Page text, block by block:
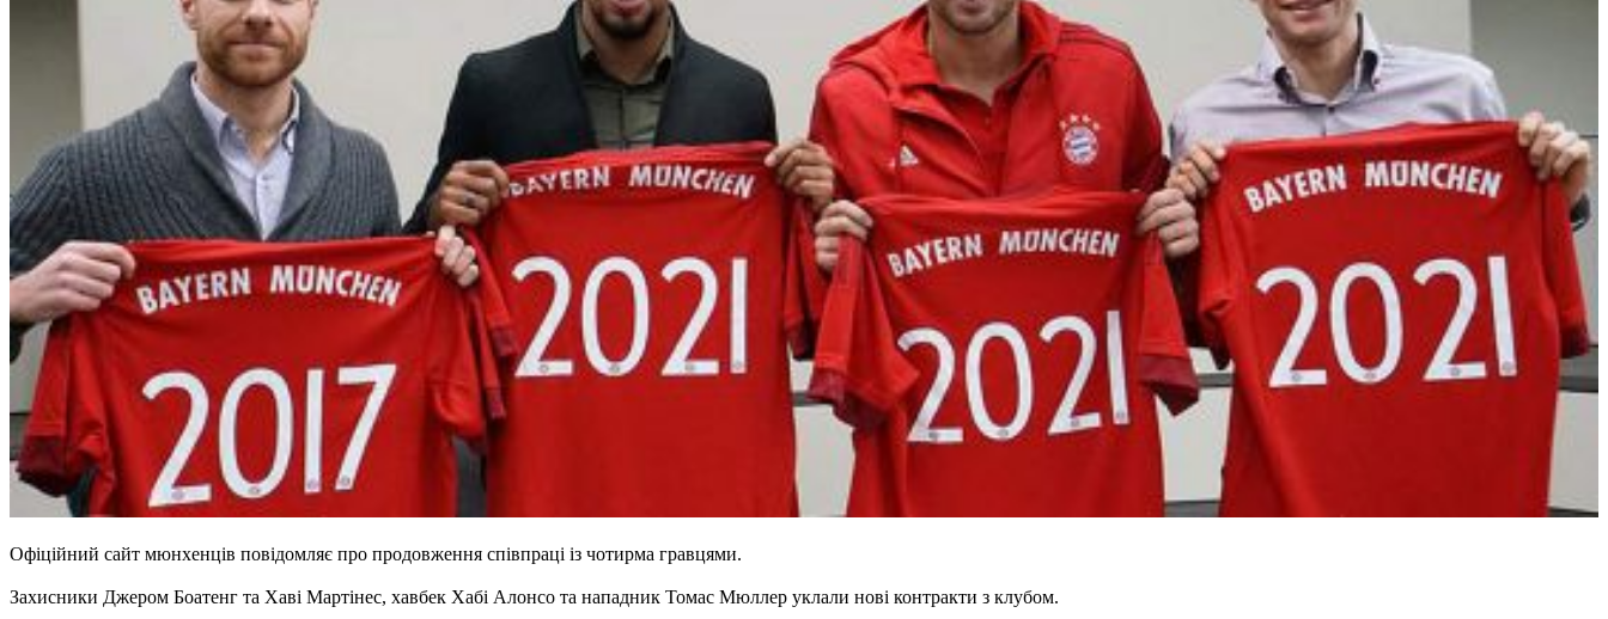
Офіційний сайт мюнхенців повідомляє про продовження співпраці із чотирма гравцями.
Захисники Джером Боатенг та Хаві Мартінес, хавбек Хабі Алонсо та нападник Томас Мюллер уклали нові контракти з клубом.